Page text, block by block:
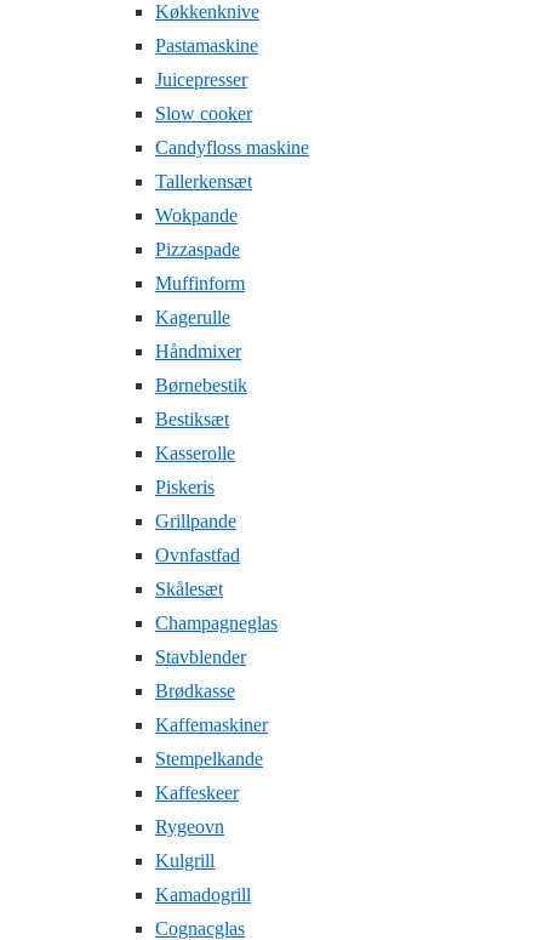
Køkkenknive
Pastamaskine
Juicepresser
Slow cooker
Candyfloss maskine
Tallerkensæt
Wokpande
Pizzaspade
Muffinform
Kagerulle
Håndmixer
Børnebestik
Bestiksæt
Kasserolle
Piskeris
Grillpande
Ovnfastfad
Skålesæt
Champagneglas
Stavblender
Brødkasse
Kaffemaskiner
Stempelkande
Kaffeskeer
Rygeovn
Kulgrill
Kamadogrill
Cognacglas